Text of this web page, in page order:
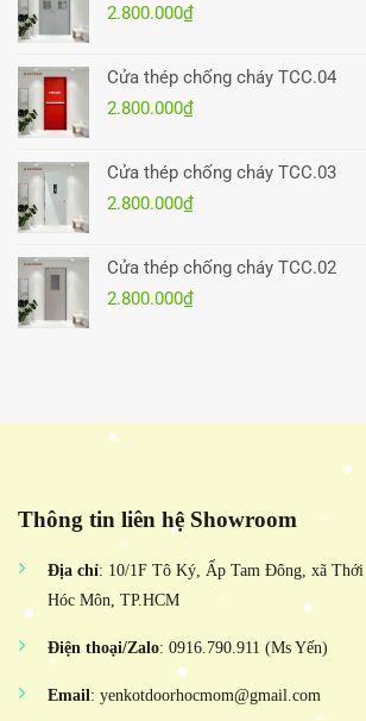
2.800.000₫
Cửa thép chống cháy TCC.04
2.800.000₫
Cửa thép chống cháy TCC.03
2.800.000₫
Cửa thép chống cháy TCC.02
2.800.000₫
Thông tin liên hệ Showroom
Địa chỉ: 10/1F Tô Ký, Ấp Tam Đông, xã Thới
Hóc Môn, TP.HCM
Điện thoại/Zalo: 0916.790.911 (Ms Yến)
Email: yenkotdoorhocmom@gmail.com